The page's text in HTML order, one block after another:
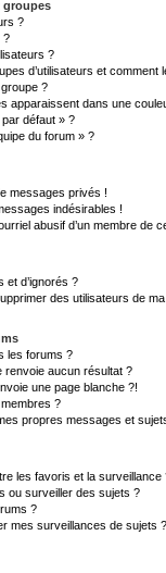
groupes
?
?
?
d’utilisateurs et comment
?
apparaissent dans une
par défaut » ?
du forum » ?
messages privés !
indésirables !
abusif d’un membre de
et d’ignorés ?
des utilisateurs de ma
les forums ?
renvoie aucun résultat ?
une page blanche ?!
?
propres messages et
les favoris et la surveillance
ou surveiller des sujets ?
?
mes surveillances de sujets ?